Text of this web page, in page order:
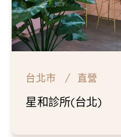
台北市 直營
星和診所(台北)